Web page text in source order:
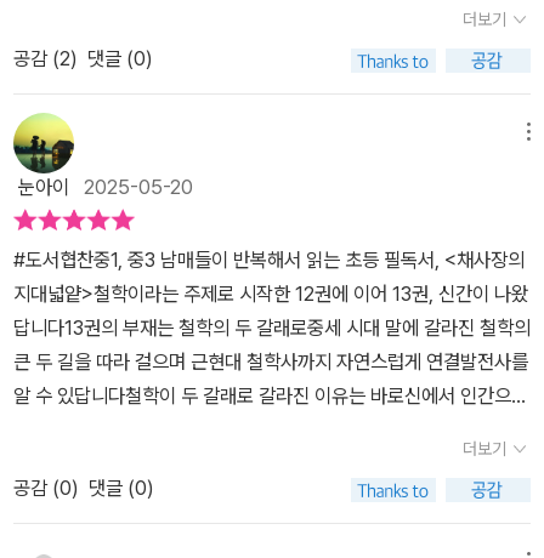
우 어렵다. 일단 말이 너무 어렵기 때문이다. 그 말 한마디에 집중하다
보면 전체를 놓치기 십상이고, 전체를 넓게 보다보면 우리가 기억해
야할 나무들이 어디에 있는지 헷갈리기 십상이기 때문이다. 그래서
총체적으로 어려운 것 투성이다. 이런 철학을 논리정연하게 풀어서
설명할 수 있다면 얼마나 해박한 지식에 통달해야 하는지 짐작조차
하기 힘든 것이 철학이다. 하지만 '천리길도 한 걸음부터'라고 했다.
우리에겐 채사장이 있지 않은가. 채사장이 가는 길을 잘 따라가다보
면 어느새 '철학의 실마리'를 잡고 있는 자신을 발견하게 될 것이다.
어차피 먼 길 떠나야 할테니 차근차근 따라오면 된다. 어려울수록 돌
아가라고 하지 않던가. 서두르지 말자. 이 책이 반드시 도와줄 테니 말
이다.<채사장의 지대넓얕 13>의 관점 포인트 : 고대 철학에서는 '진
리란 무엇인가?'에 집중했다. 그래서 소크라테스도 '진리'는 자신의
무지를 깨닫고 인정하는 순간부터 알 수 있다고 했고, 플라톤도 '진
리'는 모든 사물의 본질인 이데아를 깨달으면 알 수 있다고 했으며, 아
더보기
공감 (2) 댓글 (0)
눈아이 2025-05-20
#도서협찬중1, 중3 남매들이 반복해서 읽는 초등 필독서, <채사장의
지대넓얕>철학이라는 주제로 시작한 12권에 이어 13권, 신간이 나왔
답니다13권의 부재는 철학의 두 갈래로중세 시대 말에 갈라진 철학의
큰 두 길을 따라 걸으며 근현대 철학사까지 자연스럽게 연결발전사를
알 수 있답니다철학이 두 갈래로 갈라진 이유는 바로신에서 인간으로
왜 흔들릴 수밖에 없었는지 사회, 종교적인 부분으로 설명해 주기에
과정이 이해가 된다고 하더라고요알파와 채가 만난 철학자들과의 대
화 속에서 철학의 갈래를 배우지만쏙쏙 정리가 잘 안된다면채사장이
더보기
공감 (0) 댓글 (0)